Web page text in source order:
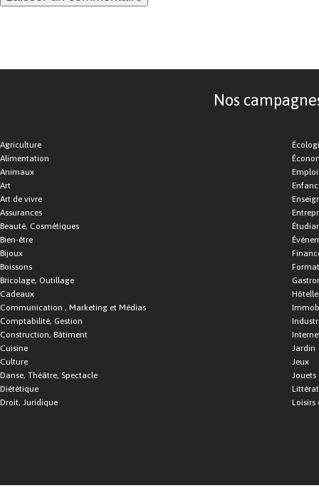
Nos
Agriculture
Alimentation
Animaux
Art
Art de vivre
Assurances
Beauté, Cosmétiques
Bien-être
Bijoux
Boissons
Bricolage, Outillage
Cadeaux
Communication , Marketing et Médias
Comptabilité, Gestion
Construction, Bâtiment
Cuisine
Culture
Danse, Théâtre, Spectacle
Diététique
Droit, Juridique
Emploi
Jardin
Jeux
Jouets
Loisirs